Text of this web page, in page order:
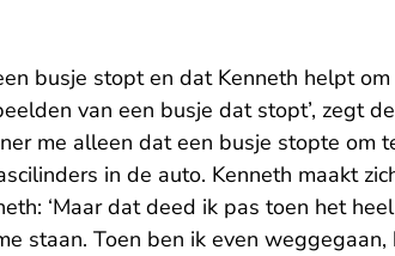
busje stopt en dat Kenneth helpt
van een busje dat stopt’, zegt
me alleen dat een busje stopte om
in de auto. Kenneth maakt
‘Maar dat deed ik pas toen het
staan. Toen ben ik even